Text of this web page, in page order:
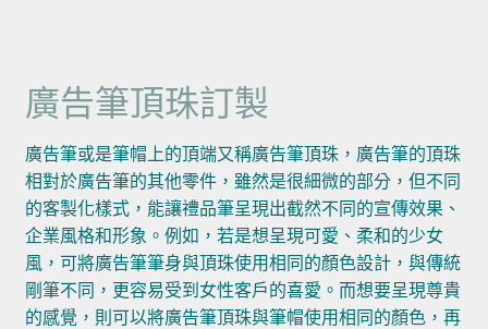
廣告筆頂珠訂製
廣告筆或是筆帽上的頂端又稱廣告筆頂珠，廣告筆的頂珠
相對於廣告筆的其他零件，雖然是很細微的部分，但不同
的客製化樣式，能讓禮品筆呈現出截然不同的宣傳效果、
企業風格和形象。例如，若是想呈現可愛、柔和的少女
風，可將廣告筆筆身與頂珠使用相同的顏色設計，與傳統
剛筆不同，更容易受到女性客戶的喜愛。而想要呈現尊貴
的感覺，則可以將廣告筆頂珠與筆帽使用相同的顏色，再